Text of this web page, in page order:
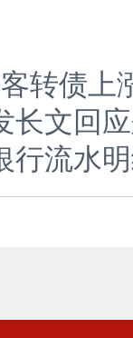
转债上
长文回
行流水